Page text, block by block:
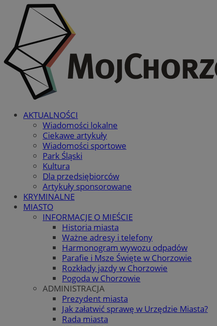
AKTUALNOŚCI
Wiadomości lokalne
Ciekawe artykuły
Wiadomości sportowe
Park Śląski
Kultura
Dla przedsiębiorców
Artykuły sponsorowane
KRYMINALNE
MIASTO
INFORMACJE O MIEŚCIE
Historia miasta
Ważne adresy i telefony
Harmonogram wywozu odpadów
Parafie i Msze Święte w Chorzowie
Rozkłady jazdy w Chorzowie
Pogoda w Chorzowie
ADMINISTRACJA
Prezydent miasta
Jak załatwić sprawę w Urzędzie Miasta?
Rada miasta